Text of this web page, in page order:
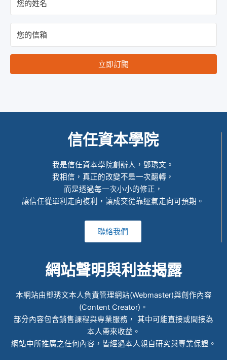
立即訂閱
信任資本學院
我是信任資本學院創辦人，鄧琇文。
我相信，真正的改變不是一次翻轉，
而是透過每一次小小的修正，
讓信任從單利走向複利，讓成交從靠運氣走向可預期。
聯絡我們
網站聲明與利益揭露
本網站由鄧琇文本人負責管理網站(Webmaster)與創作內容
(Content Creator)。
部分內容包含銷售課程與專業服務， 其中可能直接或間接為
本人帶來收益。
網站中所推廣之任何內容，皆經過本人親自研究與專業保證。